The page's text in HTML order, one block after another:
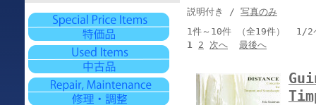
説明付き / 写真のみ
1件～10件 （全19件） 1/2
1 2 次へ 最後へ